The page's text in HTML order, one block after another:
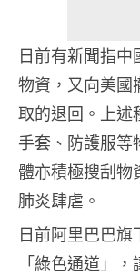
日前有新聞指
物資，又向美國
取的退回。上述
手套、防護服等
體亦積極搜刮物
肺炎肆虐。
日前阿里巴巴
「綠色通道」